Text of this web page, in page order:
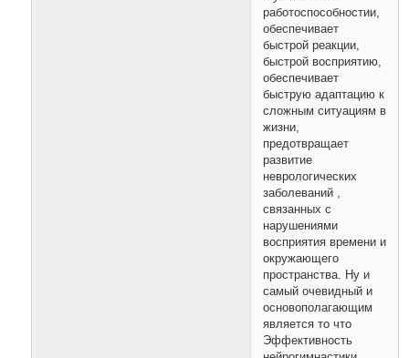
работоспособностии,
обеспечивает
быстрой реакции,
быстрой восприятию,
обеспечивает
быструю адаптацию к
сложным ситуациям в
жизни,
предотвращает
развитие
неврологических
заболеваний ,
связанных с
нарушениями
восприятия времени и
окружающего
пространства. Ну и
самый очевидный и
основополагающим
является то что
Эффективность